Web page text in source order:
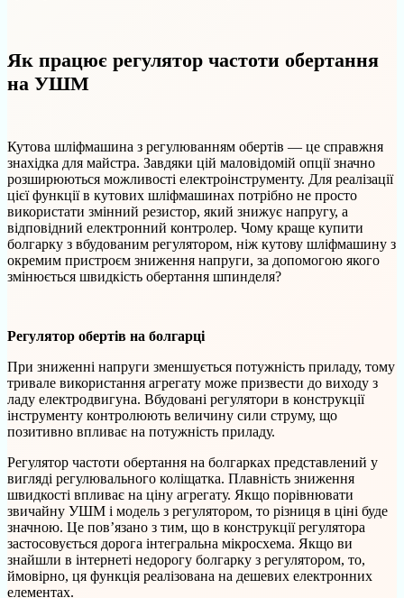
Як працює регулятор частоти обертання
на УШМ
Кутова шліфмашина з регулюванням обертів — це справжня
знахідка для майстра. Завдяки цій маловідомій опції значно
розширюються можливості електроінструменту. Для реалізації
цієї функції в кутових шліфмашинах потрібно не просто
використати змінний резистор, який знижує напругу, а
відповідний електронний контролер. Чому краще купити
болгарку з вбудованим регулятором, ніж кутову шліфмашину з
окремим пристроєм зниження напруги, за допомогою якого
змінюється швидкість обертання шпинделя?
Регулятор обертів на болгарці
При зниженні напруги зменшується потужність приладу, тому
тривале використання агрегату може призвести до виходу з
ладу електродвигуна. Вбудовані регулятори в конструкції
інструменту контролюють величину сили струму, що
позитивно впливає на потужність приладу.
Регулятор частоти обертання на болгарках представлений у
вигляді регулювального коліщатка. Плавність зниження
швидкості впливає на ціну агрегату. Якщо порівнювати
звичайну УШМ і модель з регулятором, то різниця в ціні буде
значною. Це пов’язано з тим, що в конструкції регулятора
застосовується дорога інтегральна мікросхема. Якщо ви
знайшли в інтернеті недорогу болгарку з регулятором, то,
ймовірно, ця функція реалізована на дешевих електронних
елементах.